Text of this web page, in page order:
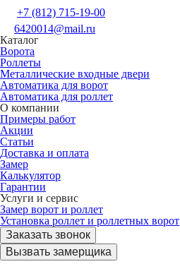
+7 (812) 715-19-00
6420014@mail.ru
Каталог
Ворота
Роллеты
Металлические входные двери
Автоматика для ворот
Автоматика для роллет
О компании
Примеры работ
Акции
Статьи
Доставка и оплата
Замер
Калькулятор
Гарантии
Услуги и сервис
Замер ворот и роллет
Установка роллет и роллетных ворот
Заказать звонок
Вызвать замерщика